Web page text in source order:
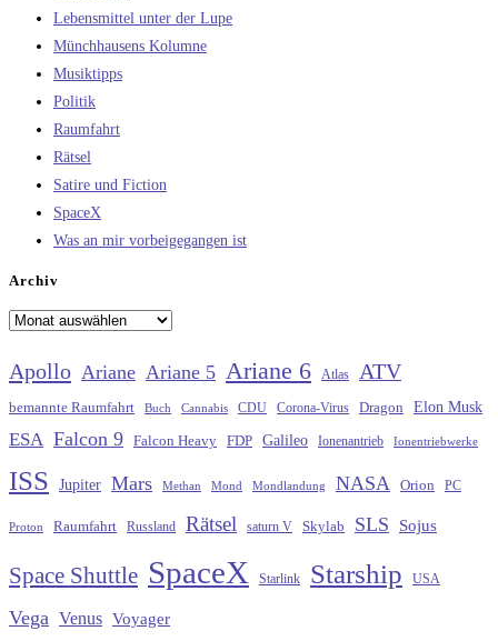
Lebensmittel unter der Lupe
Münchhausens Kolumne
Musiktipps
Politik
Raumfahrt
Rätsel
Satire und Fiction
SpaceX
Was an mir vorbeigegangen ist
Archiv
Archiv
Apollo Ariane Ariane 5 Ariane 6 Atlas ATV
bemannte Raumfahrt Buch Cannabis CDU Corona-Virus Dragon Elon Musk
ESA Falcon 9 Falcon Heavy FDP Galileo Ionenantrieb Ionentriebwerke
ISS Jupiter Mars Methan Mond Mondlandung NASA Orion PC
Proton Raumfahrt Russland Rätsel saturn V Skylab SLS Sojus
Space Shuttle SpaceX Starlink Starship USA
Vega Venus Voyager